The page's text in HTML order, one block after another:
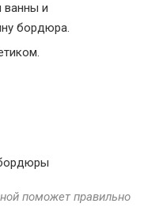
ванны и
бордюра.
поможет правильно